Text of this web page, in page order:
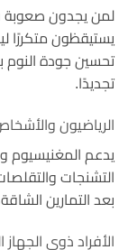
لمن يجدون صعوبة
يستيقظون متكررًا
تحسين جودة
تجديدًا.
الرياضيون
يدعم المغنيسيوم
التشنجات
بعد التمارين
الأفراد ذوي